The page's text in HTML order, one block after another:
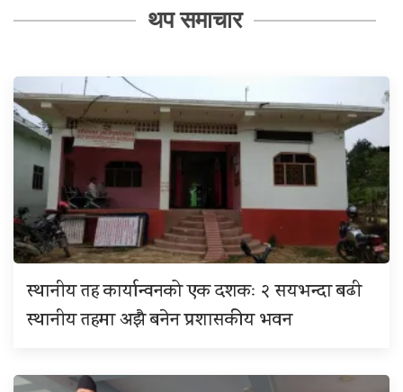
थप समाचार
स्थानीय तह कार्यान्वनको एक दशकः २ सयभन्दा बढी
स्थानीय तहमा अझै बनेन प्रशासकीय भवन